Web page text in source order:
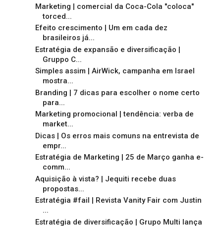
Marketing | comercial da Coca-Cola "coloca"
torced...
Efeito crescimento | Um em cada dez
brasileiros já...
Estratégia de expansão e diversificação |
Gruppo C...
Simples assim | AirWick, campanha em Israel
mostra...
Branding | 7 dicas para escolher o nome certo
para...
Marketing promocional | tendência: verba de
market...
Dicas | Os erros mais comuns na entrevista de
empr...
Estratégia de Marketing | 25 de Março ganha e-
comm...
Aquisição à vista? | Jequiti recebe duas
propostas...
Estratégia #fail | Revista Vanity Fair com Justin
...
Estratégia de diversificação | Grupo Multi lança